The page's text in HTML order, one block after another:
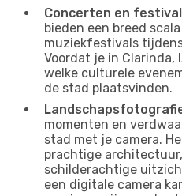
Concerten en
bieden een breed
muziekfestivals
Voordat je in Clarinda,
welke culturele
de stad plaatsvinden.
momenten en
stad met je camera.
prachtige
schilderachtige
een digitale camera